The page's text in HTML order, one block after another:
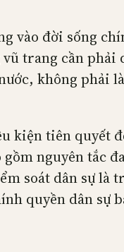
vào đời sống
trang cần
không phải
tiên quyết
nguyên tắc
soát dân sự
quyền dân sự